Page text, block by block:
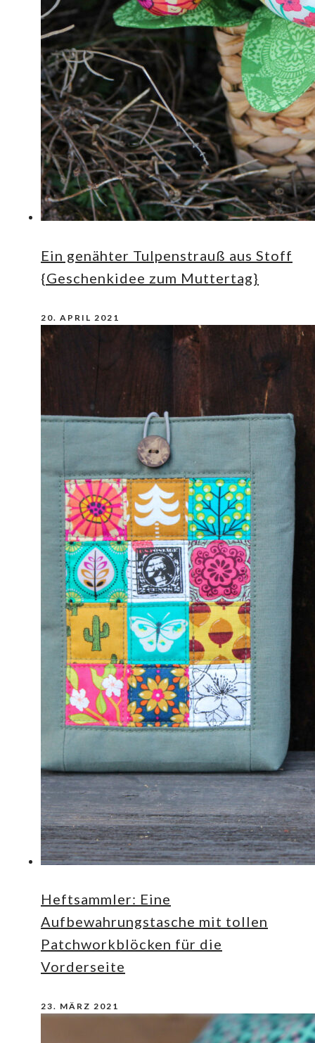
Ein genähter Tulpenstrauß aus Stoff
{Geschenkidee zum Muttertag}
20. APRIL 2021
Heftsammler: Eine
Aufbewahrungstasche mit tollen
Patchworkblöcken für die
Vorderseite
23. MÄRZ 2021